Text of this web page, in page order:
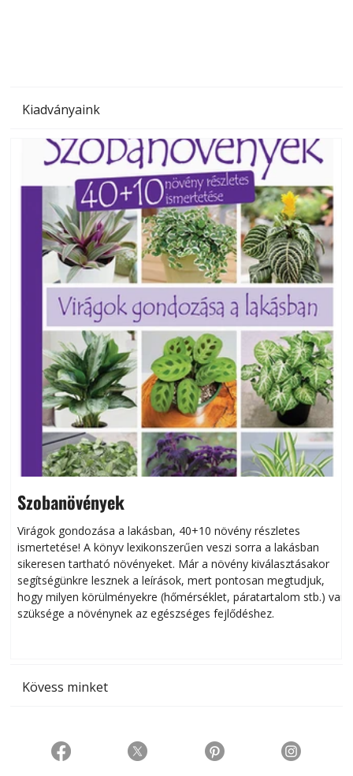
Kiadványaink
Szobanövények
Virágok gondozása a lakásban, 40+10 növény részletes
ismertetése! A könyv lexikonszerűen veszi sorra a lakásban
sikeresen tart­ha­tó növényeket. Már a növény kiválasztásakor
segítségünkre lesznek a leírások, mert pontosan megtudjuk,
hogy milyen körülményekre (hőmérséklet, páratartalom stb.) van
szüksége a növénynek az egészséges fejlődéshez.
Kövess minket